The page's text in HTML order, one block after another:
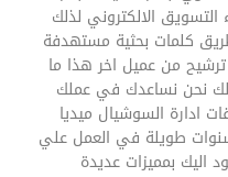
الالكتروني لذلك
كلمات بحثية مستهدفة
من عميل اخر هذا ما
نحن نساعدك في عملك
ادارة السوشيال ميديا
طويلة في العمل علي
اليك بمميزات عديدة